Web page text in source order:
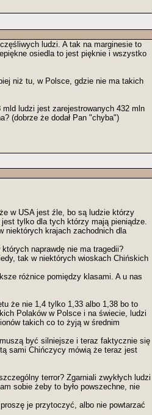
ludzi. A tak na marginesie to
osiedla to jest pięknie i wszystko
niż tu, w Polsce, gdzie nie ma takich
ludzi jest zarejestrowanych 432 mln
(dobrze że dodał Pan "chyba")
w USA jest źle, bo są ludzie którzy
tylko dla tych którzy mają pieniądze.
niektórych krajach zachodnich dla
naprawdę nie ma tragedii?
tak w niektórych wioskach Chińskich
różnice pomiędzy klasami. A u nas
że nie 1,4 tylko 1,33 albo 1,38 bo to
Polaków w Polsce i na świecie, ludzi
takich co to żyją w średnim
być silniejsze i teraz faktycznie się
sami Chińczycy mówią że teraz jest
terror? Zgarniali zwykłych ludzi
sobie żeby to było powszechne, nie
je przytoczyć, albo nie powtarzać